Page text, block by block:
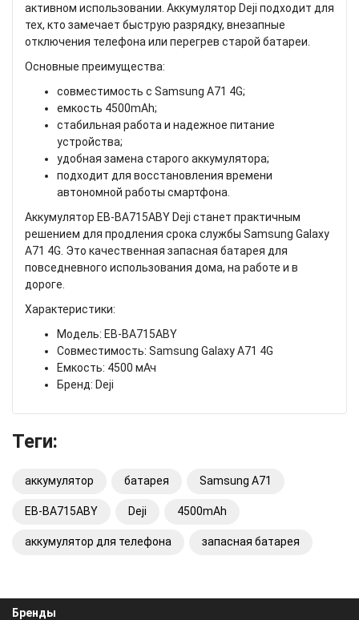
активном использовании. Аккумулятор Deji подходит для
тех, кто замечает быструю разрядку, внезапные
отключения телефона или перегрев старой батареи.
Основные преимущества:
совместимость с Samsung A71 4G;
емкость 4500mAh;
стабильная работа и надежное питание
устройства;
удобная замена старого аккумулятора;
подходит для восстановления времени
автономной работы смартфона.
Аккумулятор EB-BA715ABY Deji станет практичным
решением для продления срока службы Samsung Galaxy
A71 4G. Это качественная запасная батарея для
повседневного использования дома, на работе и в
дороге.
Характеристики:
Модель: EB-BA715ABY
Совместимость: Samsung Galaxy A71 4G
Емкость: 4500 мАч
Бренд: Deji
Теги:
аккумулятор батарея Samsung A71
EB-BA715ABY Deji 4500mAh
аккумулятор для телефона запасная батарея
Бренды